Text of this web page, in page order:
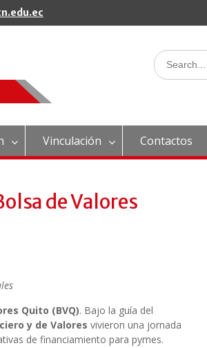
Search
for:
Vinculación Contactos
de Valores
Quito (BVQ). Bajo la guía del
y de Valores vivieron una jornada
de financiamiento para pymes.